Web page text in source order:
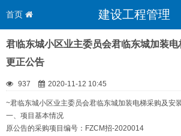
首页 建设工程管理
君临东城小区业主委员会君临东城加装
更正公告
937 2020-11-12 10:45
~君临东城小区业主委员会君临东城加装电梯采购及安
一、项目基本情况
原公告的采购项目编号：FZCM招-